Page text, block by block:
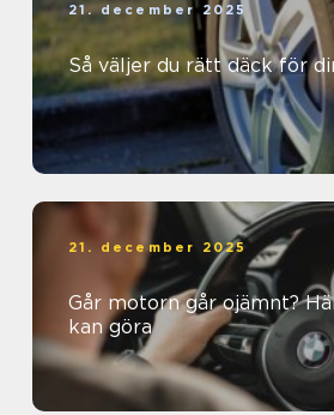
21. december 2025
Så väljer du rätt däck för
21. december 2025
Går motorn går ojämnt?
kan göra